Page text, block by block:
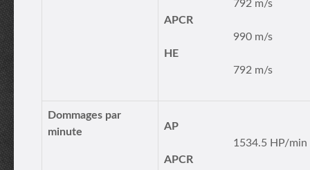
792 m/s
APCR
990 m/s
HE
792 m/s
Dommages par
minute
AP
1534.5 HP/min
APCR